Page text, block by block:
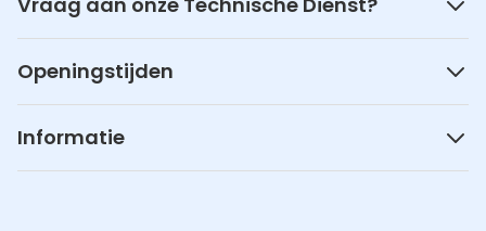
Openingstijden
Informatie